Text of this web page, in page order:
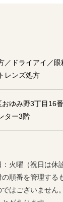
／ドライアイ／眼
レンズ処方
ゆみ野3丁目16
ター3階
火曜（祝日は休診
順番を管理する
はございません。